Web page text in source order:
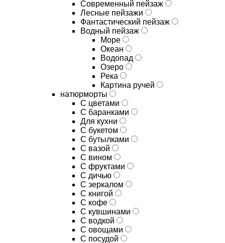
Современный пейзаж
Лесные пейзажи
Фантастический пейзаж
Водный пейзаж
Море
Океан
Водопад
Озеро
Река
Картина ручей
натюрморты
С цветами
С баранками
Для кухни
C букетом
C бутылками
C вазой
C вином
C фруктами
C дичью
C зеркалом
C книгой
C кофе
C кувшинами
C водкой
C овощами
C посудой